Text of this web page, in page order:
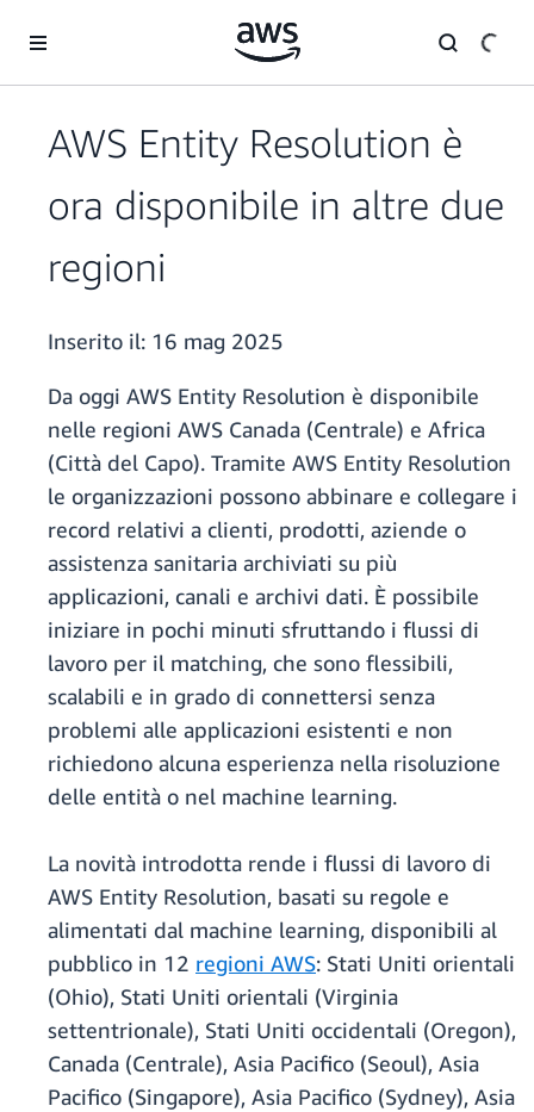
AWS Entity Resolution è
ora disponibile in altre due
regioni
Inserito il: 16 mag 2025
Da oggi AWS Entity Resolution è disponibile
nelle regioni AWS Canada (Centrale) e Africa
(Città del Capo). Tramite AWS Entity Resolution
le organizzazioni possono abbinare e collegare i
record relativi a clienti, prodotti, aziende o
assistenza sanitaria archiviati su più
applicazioni, canali e archivi dati. È possibile
iniziare in pochi minuti sfruttando i flussi di
lavoro per il matching, che sono flessibili,
scalabili e in grado di connettersi senza
problemi alle applicazioni esistenti e non
richiedono alcuna esperienza nella risoluzione
delle entità o nel machine learning.
La novità introdotta rende i flussi di lavoro di
AWS Entity Resolution, basati su regole e
alimentati dal machine learning, disponibili al
pubblico in 12 regioni AWS: Stati Uniti orientali
(Ohio), Stati Uniti orientali (Virginia
settentrionale), Stati Uniti occidentali (Oregon),
Canada (Centrale), Asia Pacifico (Seoul), Asia
Pacifico (Singapore), Asia Pacifico (Sydney), Asia